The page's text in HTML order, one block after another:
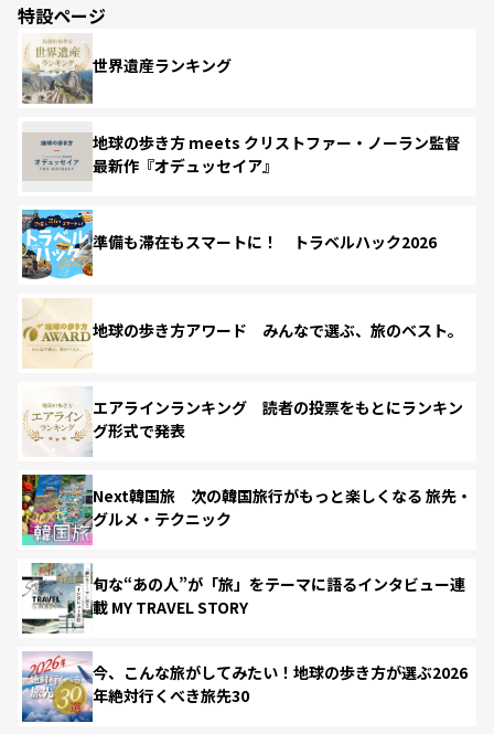
特設ページ
世界遺産ランキング
地球の歩き方 meets クリストファー・ノーラン監督
最新作『オデュッセイア』
準備も滞在もスマートに！ トラベルハック2026
地球の歩き方アワード みんなで選ぶ、旅のベスト。
エアラインランキング 読者の投票をもとにランキン
グ形式で発表
Next韓国旅 次の韓国旅行がもっと楽しくなる 旅先・
グルメ・テクニック
旬な“あの人”が「旅」をテーマに語るインタビュー連
載 MY TRAVEL STORY
今、こんな旅がしてみたい！地球の歩き方が選ぶ2026
年絶対行くべき旅先30